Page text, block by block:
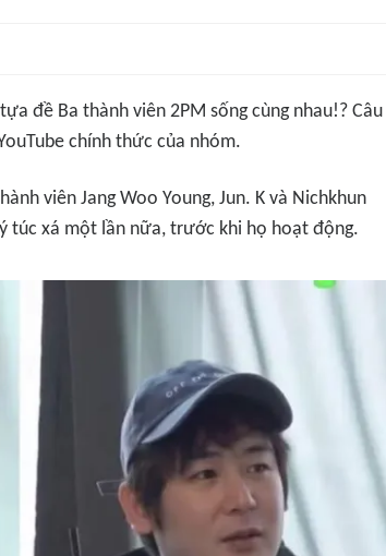
đề Ba thành viên 2PM sống cùng nhau!? Câu
chính thức của nhóm.
viên Jang Woo Young, Jun. K và Nichkhun
túc xá một lần nữa, trước khi họ hoạt động.